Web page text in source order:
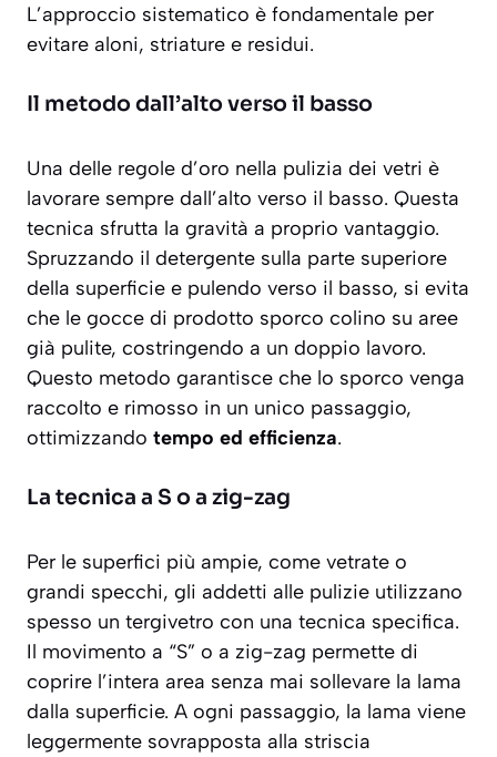
L’approccio sistematico è fondamentale per
evitare aloni, striature e residui.
Il metodo dall’alto verso il basso
Una delle regole d’oro nella pulizia dei vetri è
lavorare sempre dall’alto verso il basso. Questa
tecnica sfrutta la gravità a proprio vantaggio.
Spruzzando il detergente sulla parte superiore
della superficie e pulendo verso il basso, si evita
che le gocce di prodotto sporco colino su aree
già pulite, costringendo a un doppio lavoro.
Questo metodo garantisce che lo sporco venga
raccolto e rimosso in un unico passaggio,
ottimizzando tempo ed efficienza.
La tecnica a S o a zig-zag
Per le superfici più ampie, come vetrate o
grandi specchi, gli addetti alle pulizie utilizzano
spesso un tergivetro con una tecnica specifica.
Il movimento a “S” o a zig-zag permette di
coprire l’intera area senza mai sollevare la lama
dalla superficie. A ogni passaggio, la lama viene
leggermente sovrapposta alla striscia